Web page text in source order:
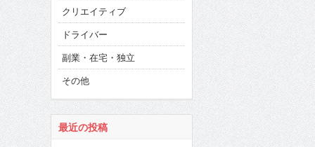
クリエイティブ
ドライバー
副業・在宅・独立
その他
最近の投稿